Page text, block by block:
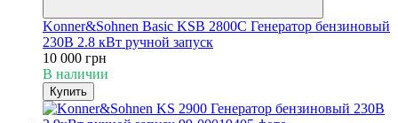
Konner&Sohnen Basic KSB 2800C Генератор бензиновый
230В 2.8 кВт ручной запуск
10 000 грн
В наличии
Купить